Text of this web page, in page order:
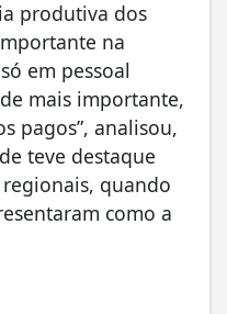
produtiva dos
na
em pessoal
mais importante,
pagos”, analisou,
teve destaque
quando
como a